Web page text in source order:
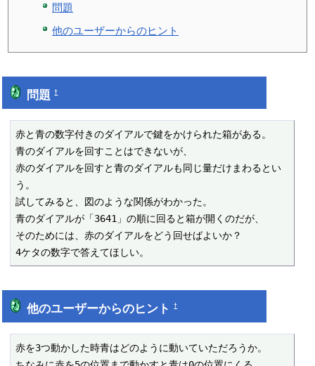
問題
他のユーザーからのヒント
問題†
赤と青の数字付きのダイアルで鍵をかけられた箱がある。
青のダイアルを回すことはできないが、
赤のダイアルを回すと青のダイアルも同じ量だけまわるとい
う。
試してみると、図のような関係がわかった。
青のダイアルが「3641」の順に回ると箱が開くのだが、
そのためには、赤のダイアルをどう回せばよいか？
4ケタの数字で答えてほしい。
他のユーザーからのヒント†
赤を3つ動かした時青はどのように動いていただろうか。